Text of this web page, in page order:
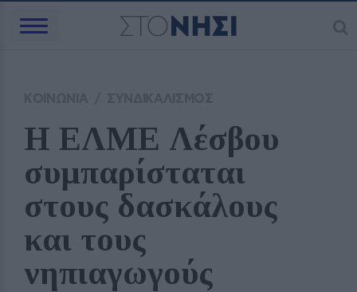
Η ΕΛΜΕ Λέσβου
συμπαρίσταται
στους δασκάλους
και τους
νηπιαγωγούς